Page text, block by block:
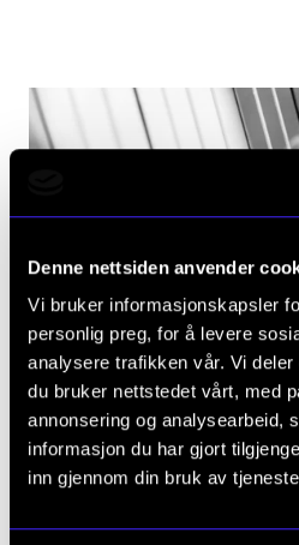
Denne nettsiden anvender
Vi bruker informasjonskapsler
personlig preg, for å levere
analysere trafikken vår. Vi
du bruker nettstedet vårt, med
annonsering og analysearbeid,
informasjon du har gjort
inn gjennom din bruk av